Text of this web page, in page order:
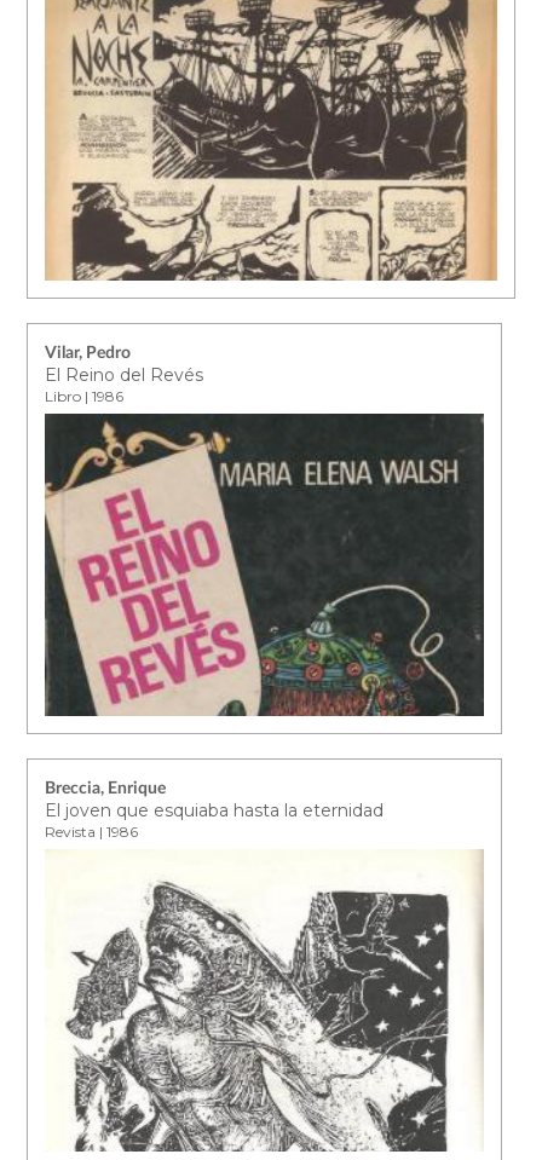
Vilar, Pedro
El Reino del Revés
Libro | 1986
Breccia, Enrique
El joven que esquiaba hasta la eternidad
Revista | 1986